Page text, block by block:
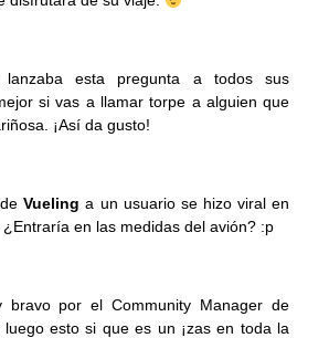
lanzaba esta pregunta a todos sus
si vas a llamar torpe a alguien que
¡Así da gusto!
deVueling a un usuario se hizo viral en
en las medidas del avión? :p
bravo por el Community Manager de
luego esto si que es un ¡zas en toda la